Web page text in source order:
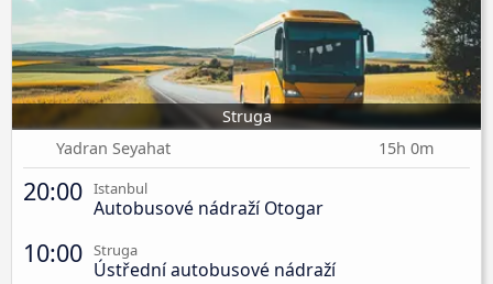
Struga
Yadran Seyahat
15h 0m
20:00 Istanbul
Autobusové nádraží Otogar
10:00 Struga
Ústřední autobusové nádraží